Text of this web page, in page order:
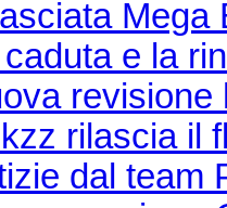
Mega
caduta e la
rilascia il
dal team